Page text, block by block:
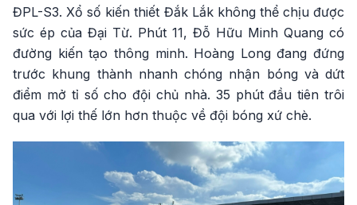
ĐPL-S3. Xổ số kiến thiết Đắk Lắk không thể chịu được
sức ép của Đại Từ. Phút 11, Đỗ Hữu Minh Quang có
đường kiến tạo thông minh. Hoàng Long đang đứng
trước khung thành nhanh chóng nhận bóng và dứt
điểm mở tỉ số cho đội chủ nhà. 35 phút đầu tiên trôi
qua với lợi thế lớn hơn thuộc về đội bóng xứ chè.